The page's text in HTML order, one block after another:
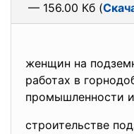
— 156.00 Кб (
женщин на
работах в
промышленности
строительстве